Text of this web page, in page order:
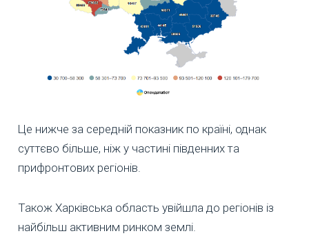
Це нижче за середній показник по країні, однак
суттєво більше, ніж у частині південних та
прифронтових регіонів.
Також Харківська область увійшла до регіонів із
найбільш активним ринком землі.